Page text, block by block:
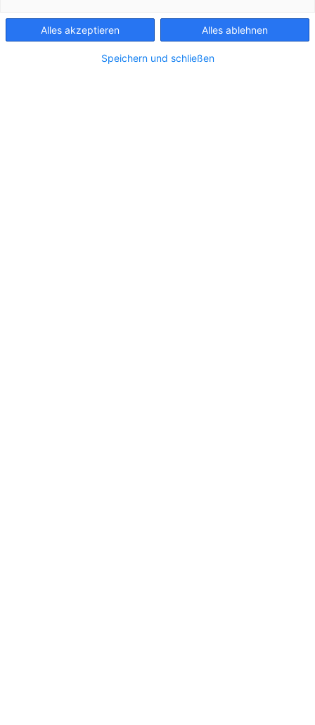
Alles akzeptieren Alles ablehnen
Speichern und schließen